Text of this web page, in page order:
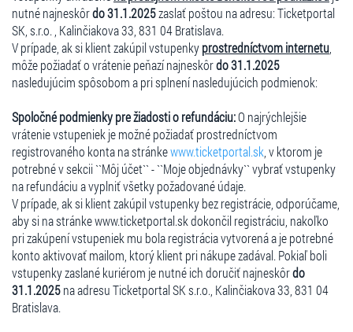
nutné najneskôrdo 31.1.2025zaslať poštou na adresu: Ticketportal
SK, s.r.o. , Kalinčiakova 33, 831 04 Bratislava.
V prípade, ak si klient zakúpil vstupenkyprostredníctvom internetu
môže požiadať o vrátenie peňazí najneskôrdo 31.1.2025
nasledujúcim spôsobom a pri splnení nasledujúcich podmienok:
Spoločné podmienky pre žiadosti o refundáciu:O najrýchlejšie
vrátenie vstupeniek je možné požiadať prostredníctvom
registrovaného konta na stránkewww.ticketportal.sk , v ktorom je
potrebné v sekcii ``Môj účet`` - ``Moje objednávky`` vybrať vstupenky
na refundáciu a vyplniť všetky požadované údaje.
V prípade, ak si klient zakúpil vstupenky bez registrácie, odporúčame,
aby si na stránke www.ticketportal.sk dokončil registráciu, nakoľko
pri zakúpení vstupeniek mu bola registrácia vytvorená a je potrebné
konto aktivovať mailom, ktorý klient pri nákupe zadával. Pokiaľ boli
vstupenky zaslané kuriérom je nutné ich doručiť najneskôrdo
31.1.2025na adresu Ticketportal SK s.r.o., Kalinčiakova 33, 831 04
Bratislava.